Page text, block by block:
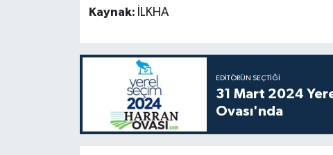
Kaynak: İLKHA
EDITÖRÜN SEÇTIĞI
31 Mart 2024
Ovası'nda